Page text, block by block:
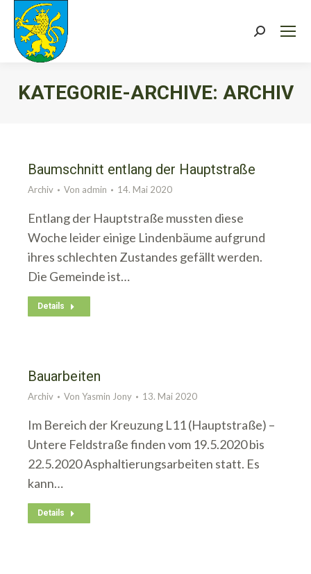
Search:
KATEGORIE-ARCHIVE: ARCHIV
Baumschnitt entlang der Hauptstraße
Archiv Von admin 14. Mai 2020
Entlang der Hauptstraße mussten diese
Woche leider einige Lindenbäume aufgrund
ihres schlechten Zustandes gefällt werden.
Die Gemeinde ist…
Details
Bauarbeiten
Archiv Von Yasmin Jony 13. Mai 2020
Im Bereich der Kreuzung L11 (Hauptstraße) –
Untere Feldstraße finden vom 19.5.2020 bis
22.5.2020 Asphaltierungsarbeiten statt. Es
kann…
Details